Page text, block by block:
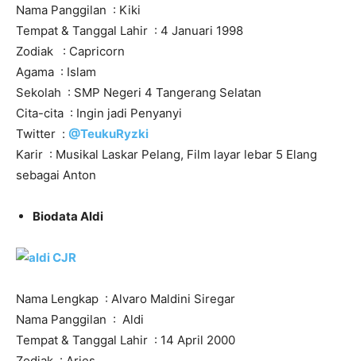
Nama Panggilan : Kiki
Tempat & Tanggal Lahir : 4 Januari 1998
Zodiak : Capricorn
Agama : Islam
Sekolah : SMP Negeri 4 Tangerang Selatan
Cita-cita : Ingin jadi Penyanyi
Twitter : @TeukuRyzki
Karir : Musikal Laskar Pelang, Film layar lebar 5 Elang
sebagai Anton
Biodata Aldi
Nama Lengkap : Alvaro Maldini Siregar
Nama Panggilan : Aldi
Tempat & Tanggal Lahir : 14 April 2000